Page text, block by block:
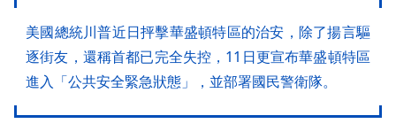
美國總統川普近日抨擊華盛頓特區的治安，除了揚言驅
逐街友，還稱首都已完全失控，11日更宣布華盛頓特區
進入「公共安全緊急狀態」，並部署國民警衛隊。